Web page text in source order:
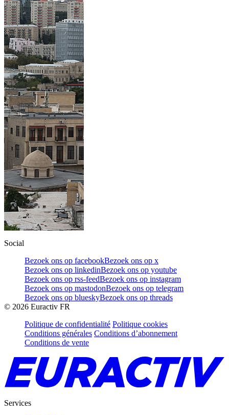
Social
Bezoek ons op facebookBezoek ons op x
Bezoek ons op linkedinBezoek ons op youtube
Bezoek ons op rss-feedBezoek ons op instagram
Bezoek ons op mastodonBezoek ons op telegram
Bezoek ons op blueskyBezoek ons op threads
© 2026 Euractiv FR
Politique de confidentialité Politique cookies
Conditions générales Conditions d’abonnement
Conditions de vente
Services